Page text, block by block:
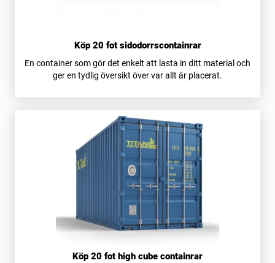
Köp 20 fot sidodorrscontainrar
En container som gör det enkelt att lasta in ditt material och
ger en tydlig översikt över var allt är placerat.
Köp 20 fot high cube containrar